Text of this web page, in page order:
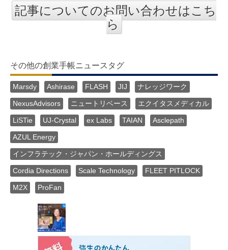
記事についてのお問い合わせはこち
ら
その他の創業手帳ニュースタグ
Marsdy Ashirase FLASH JIJ ナレッジワーク
NexusAdvisors ニュートリベース エクイタスメディカル
LiSTie UJ-Crystal ex Labs TAIAN Asclepath
AZUL Energy
インフラテック・ジャパン・ホールディングス
Cordia Directions Scale Technology FLEET PITLOCK
M2X ProFan